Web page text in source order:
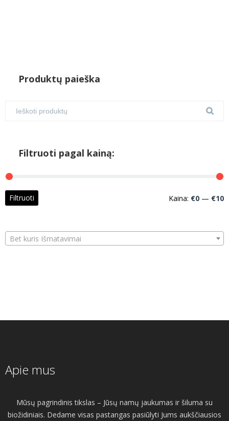
Produktų paieška
Filtruoti pagal kainą:
Filtruoti Kaina: €0 — €10
Bet kuris Išmatavimai
Apie mus
Mūsų pagrindinis tikslas – Jūsų namų jaukumas ir šiluma su
biožidiniais. Dedame visas pastangas pasiūlyti Jums aukščiausios